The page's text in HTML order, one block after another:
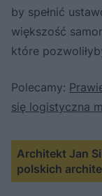
by spełnić
większość
które
Polecamy:
się logistyczna
Architekt Jan
polskich